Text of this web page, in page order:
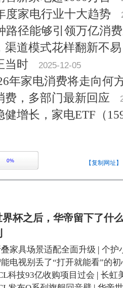
度家电行业十大趋势
路径能够引领万亿消
渠道模式花样翻新不易
当时
2025-12-05
年家电消费将走向何
费，多部门最新回应
增长，家电ETF（
0% 【复制网址】
界杯之后，华帝留下了什
家具场景适配全面升级 | 个护
电视别丢了“打开就能看”的初
科技93亿收购项目过会 | 长虹